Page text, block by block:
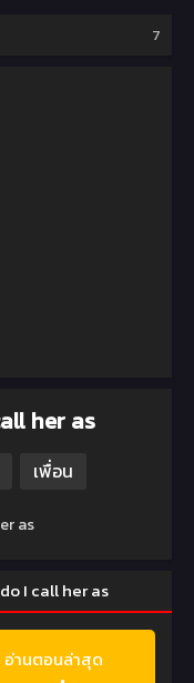
7
her as
เพื่อน
as
I call her as
อ่านตอนล่าสุด